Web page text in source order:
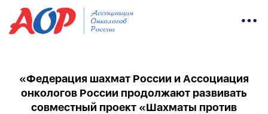
«Федерация шахмат России и Ассоциация
онкологов России продолжают развивать
совместный проект «Шахматы против